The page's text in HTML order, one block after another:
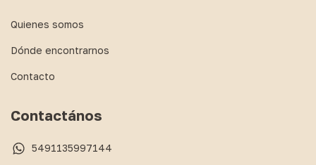
Quienes somos
Dónde encontrarnos
Contacto
Contactános
5491135997144